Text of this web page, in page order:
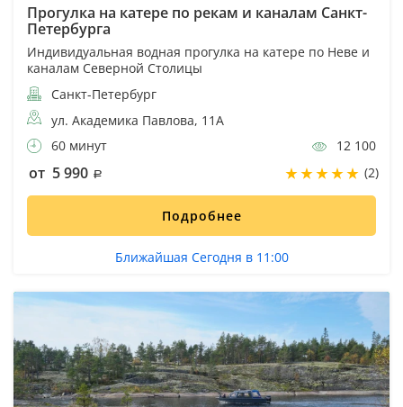
Прогулка на катере по рекам и каналам Санкт-
Петербурга
Индивидуальная водная прогулка на катере по Неве и
каналам Северной Столицы
Санкт-Петербург
ул. Академика Павлова, 11А
60 минут
12 100
от 5 990 (2)
Подробнее
Ближайшая Сегодня в 11:00